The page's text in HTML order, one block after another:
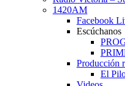
1420AM
Facebook
Escúchanos
Producción
El